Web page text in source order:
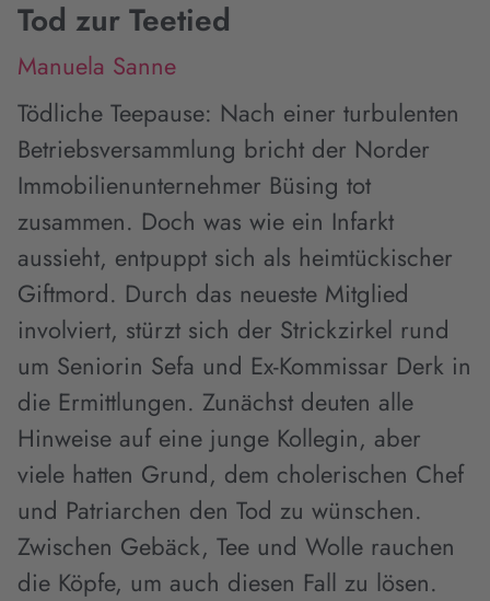
Tod zur Teetied
Manuela Sanne
Tödliche Teepause: Nach einer turbulenten
Betriebsversammlung bricht der Norder
Immobilienunternehmer Büsing tot
zusammen. Doch was wie ein Infarkt
aussieht, entpuppt sich als heimtückischer
Giftmord. Durch das neueste Mitglied
involviert, stürzt sich der Strickzirkel rund
um Seniorin Sefa und Ex-Kommissar Derk in
die Ermittlungen. Zunächst deuten alle
Hinweise auf eine junge Kollegin, aber
viele hatten Grund, dem cholerischen Chef
und Patriarchen den Tod zu wünschen.
Zwischen Gebäck, Tee und Wolle rauchen
die Köpfe, um auch diesen Fall zu lösen.